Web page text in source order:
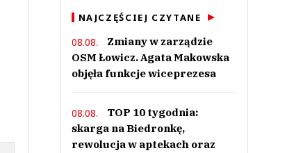
NAJCZĘŚCIEJ CZYTANE
08.08.
Zmiany w zarządzie
OSM Łowicz. Agata Makowska
objęła funkcje wiceprezesa
08.08.
TOP 10 tygodnia:
skarga na Biedronkę,
rewolucja w aptekach oraz